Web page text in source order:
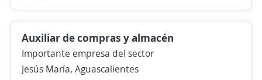
Auxiliar de compras y almacén
Importante empresa del sector
Jesús María, Aguascalientes